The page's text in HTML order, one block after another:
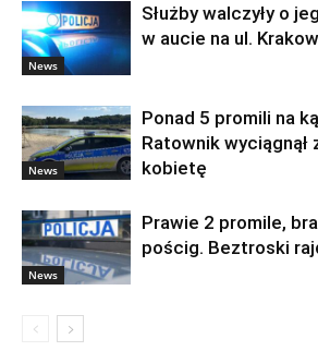
News
Służby walczyły o
w aucie na ul.
News
Ponad 5 promili na
Ratownik wyciągnął
kobietę
News
Prawie 2 promile,
pościg. Beztroski